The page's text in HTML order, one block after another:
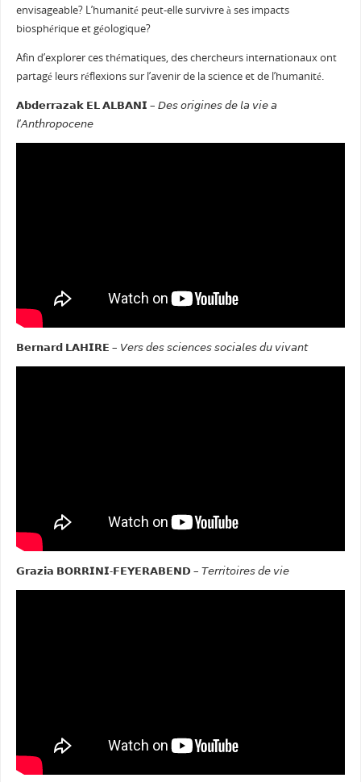
envisageable? L’humanité peut-elle survivre à ses impacts
biosphérique et géologique?
Afin d’explorer ces thématiques, des chercheurs internationaux ont
partagé leurs réflexions sur l’avenir de la science et de l’humanité.
𝗔𝗯𝗱𝗲𝗿𝗿𝗮𝘇𝗮𝗸 𝗘𝗟 𝗔𝗟𝗕𝗔𝗡𝗜 – 𝘋𝘦𝘴 𝘰𝘳𝘪𝘨𝘪𝘯𝘦𝘴 𝘥𝘦 𝘭𝘢 𝘷𝘪𝘦 𝘢
𝘭’𝘈𝘯𝘵𝘩𝘳𝘰𝘱𝘰𝘤𝘦𝘯𝘦
𝗕𝗲𝗿𝗻𝗮𝗿𝗱 𝗟𝗔𝗛𝗜𝗥𝗘 – 𝘝𝘦𝘳𝘴 𝘥𝘦𝘴 𝘴𝘤𝘪𝘦𝘯𝘤𝘦𝘴 𝘴𝘰𝘤𝘪𝘢𝘭𝘦𝘴 𝘥𝘶 𝘷𝘪𝘷𝘢𝘯𝘵
𝗚𝗿𝗮𝘇𝗶𝗮 𝗕𝗢𝗥𝗥𝗜𝗡𝗜-𝗙𝗘𝗬𝗘𝗥𝗔𝗕𝗘𝗡𝗗 – 𝘛𝘦𝘳𝘳𝘪𝘵𝘰𝘪𝘳𝘦𝘴 𝘥𝘦 𝘷𝘪𝘦